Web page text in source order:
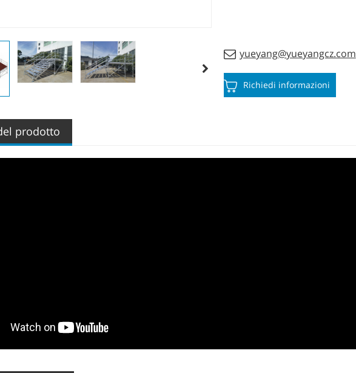
yueyang@yueyangcz.com
Richiedi informazioni
prodotto